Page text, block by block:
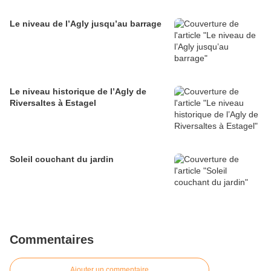
Le niveau de l’Agly jusqu’au barrage
Le niveau historique de l’Agly de
Riversaltes à Estagel
Soleil couchant du jardin
Commentaires